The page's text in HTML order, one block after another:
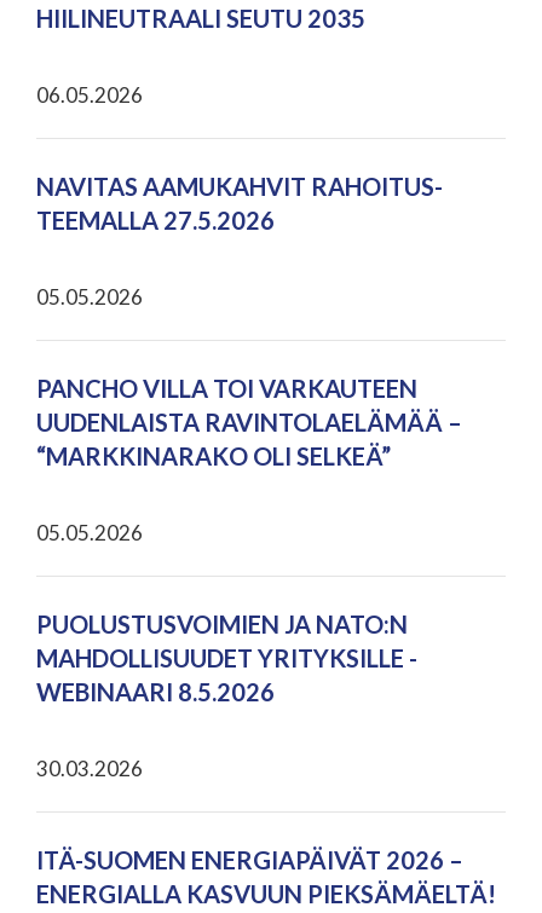
HIILINEUTRAALI SEUTU 2035
06.05.2026
NAVITAS AAMUKAHVIT RAHOITUS-
TEEMALLA 27.5.2026
05.05.2026
PANCHO VILLA TOI VARKAUTEEN
UUDENLAISTA RAVINTOLAELÄMÄÄ –
“MARKKINARAKO OLI SELKEÄ”
05.05.2026
PUOLUSTUSVOIMIEN JA NATO:N
MAHDOLLISUUDET YRITYKSILLE -
WEBINAARI 8.5.2026
30.03.2026
ITÄ-SUOMEN ENERGIAPÄIVÄT 2026 –
ENERGIALLA KASVUUN PIEKSÄMÄELTÄ!